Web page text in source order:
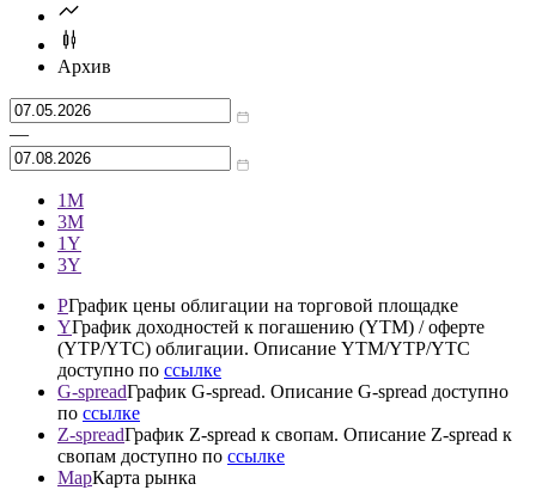
Архив
—
1М
3М
1Y
3Y
PГрафик цены облигации на торговой площадке
YГрафик доходностей к погашению (YTM) / оферте
(YTP/YTC) облигации. Описание YTM/YTP/YTC
доступно по ссылке
G-spreadГрафик G-spread. Описание G-spread доступно
по ссылке
Z-spreadГрафик Z-spread к свопам. Описание Z-spread к
свопам доступно по ссылке
MapКарта рынка